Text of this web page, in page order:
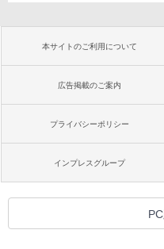
本サイトのご利用について
広告掲載のご案内
プライバシーポリシー
インプレスグループ